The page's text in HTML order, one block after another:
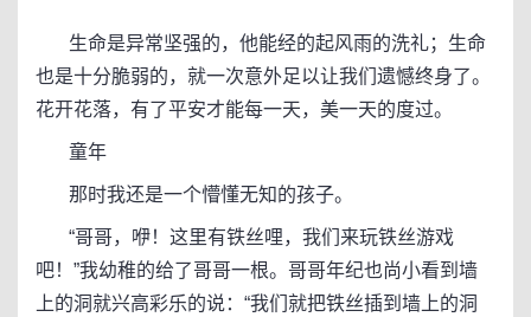
生命是异常坚强的，他能经的起风雨的洗礼；生命
也是十分脆弱的，就一次意外足以让我们遗憾终身了。
花开花落，有了平安才能每一天，美一天的度过。
童年
那时我还是一个懵懂无知的孩子。
“哥哥，咿！这里有铁丝哩，我们来玩铁丝游戏
吧！”我幼稚的给了哥哥一根。哥哥年纪也尚小看到墙
上的洞就兴高彩乐的说：“我们就把铁丝插到墙上的洞